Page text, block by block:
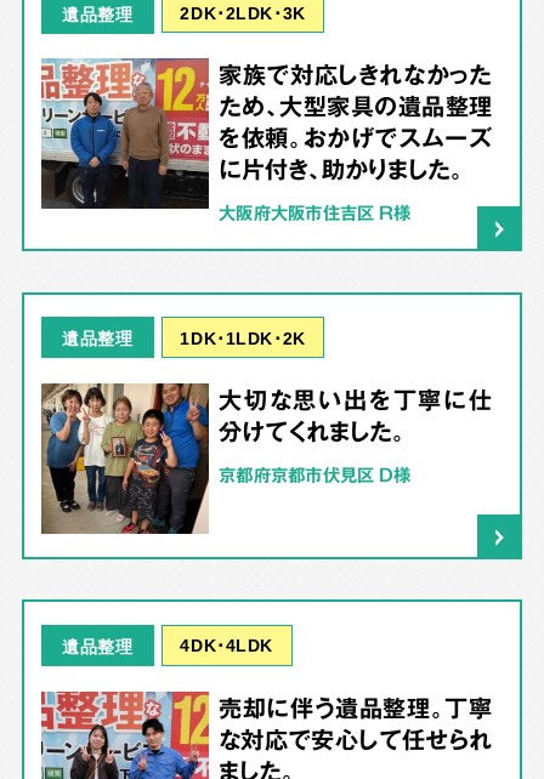
遺品整理 2DK･2LDK･3K
家族で対応しきれなかった
ため、大型家具の遺品整理
を依頼。おかげでスムーズ
に片付き、助かりました。
大阪府大阪市住吉区 R様
遺品整理 1DK･1LDK･2K
大切な思い出を丁寧に仕
分けてくれました。
京都府京都市伏見区 D様
遺品整理 4DK･4LDK
売却に伴う遺品整理。丁寧
な対応で安心して任せられ
ました。